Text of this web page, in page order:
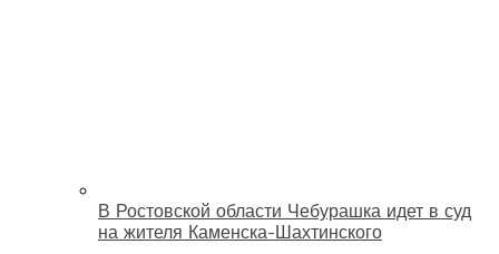
В Ростовской области Чебурашка идет в суд
на жителя Каменска-Шахтинского